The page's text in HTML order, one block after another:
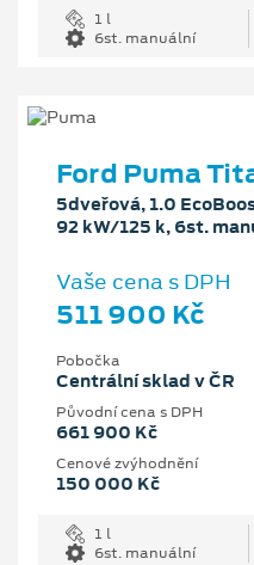
1 l
6st. manuální
Ford Puma
5dveřová, 1.0
92 kW/125 k, 6st.
Vaše cena s DPH
511 900 Kč
Pobočka
Centrální sklad v ČR
Původní cena s DPH
661 900 Kč
Cenové zvýhodnění
150 000 Kč
1 l
6st. manuální